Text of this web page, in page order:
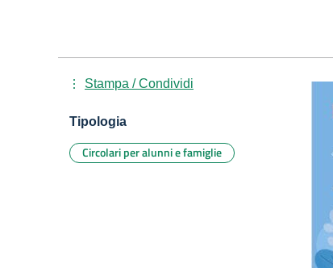
Stampa / Condividi
Tipologia
Circolari per alunni e famiglie